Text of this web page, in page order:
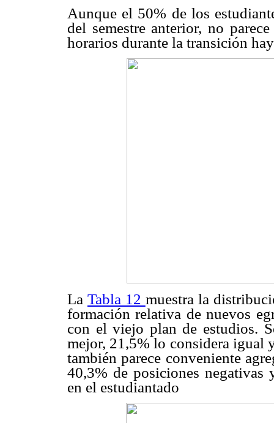
Aunque el 50% de los
del semestre anterior, no
horarios durante la transición
La Tabla 12 muestra la
formación relativa de nuevos
con el viejo plan de estudios.
mejor, 21,5% lo considera igual
también parece conveniente
40,3% de posiciones negativas
en el estudiantado